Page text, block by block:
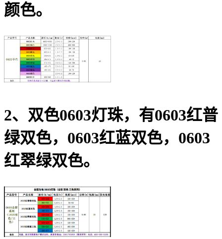
颜色。
2、双色0603灯珠，有0603红普
绿双色，0603红蓝双色，0603
红翠绿双色。